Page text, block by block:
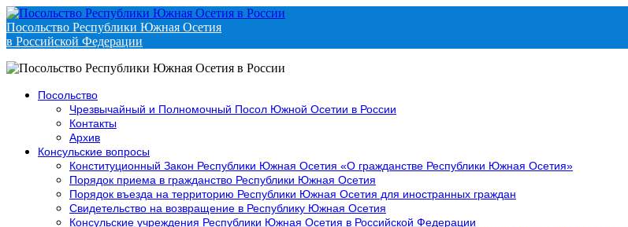
Посольство Республики Южная Осетия
в Российской Федерации
Посольство
Чрезвычайный и Полномочный Посол Южной Осетии в России
Контакты
Архив
Консульские вопросы
Конституционный Закон Республики Южная Осетия «О гражданстве Республики Южная Осетия»
Порядок приема в гражданство Республики Южная Осетия
Порядок въезда на территорию Республики Южная Осетия для иностранных граждан
Свидетельство на возвращение в Республику Южная Осетия
Консульские учреждения Республики Южная Осетия в Российской Федерации